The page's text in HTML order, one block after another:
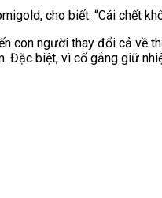
cho biết: “Cái chết
con người thay đổi cả về
biệt, vì cố gắng giữ